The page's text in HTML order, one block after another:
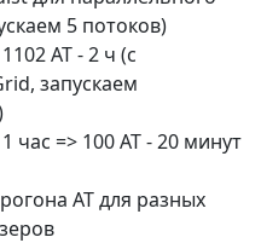
5 потоков)
AT - 2 ч (с
запускаем
час => 100 AT - 20 минут
AT для разных